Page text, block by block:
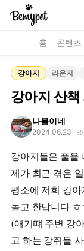
홈 콘텐츠
강아지 라운지
강아지 산책
나물이네
2024.06.23 ·
강아지들은 풀을
제가 최근 겪은
평소에 저희 강
놀고 한답니다 ㅎ
(애기떄 주변 강
고 하는 강쥐들